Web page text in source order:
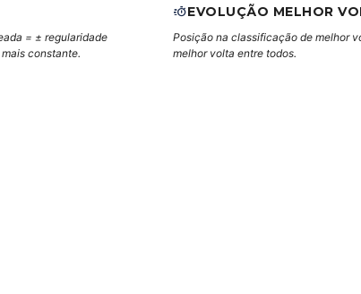
= ± regularidade
constante.
EVOLUÇÃO MELHOR
Posição na classificação de melhor
melhor volta entre todos.